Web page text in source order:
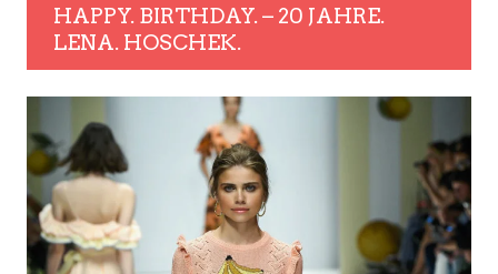
HAPPY. BIRTHDAY. – 20 JAHRE.
LENA. HOSCHEK.